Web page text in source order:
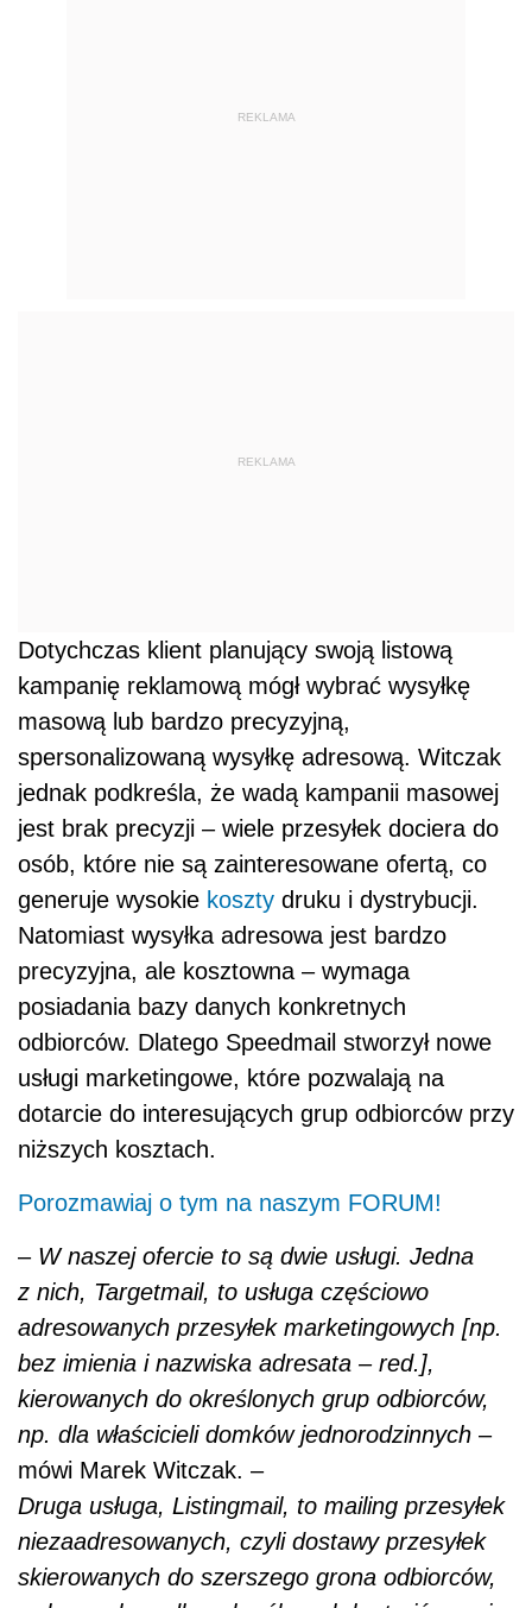
REKLAMA
REKLAMA
Dotychczas klient planujący swoją listową
kampanię reklamową mógł wybrać wysyłkę
masową lub bardzo precyzyjną,
spersonalizowaną wysyłkę adresową. Witczak
jednak podkreśla, że wadą kampanii masowej
jest brak precyzji – wiele przesyłek dociera do
osób, które nie są zainteresowane ofertą, co
generuje wysokie koszty druku i dystrybucji.
Natomiast wysyłka adresowa jest bardzo
precyzyjna, ale kosztowna – wymaga
posiadania bazy danych konkretnych
odbiorców. Dlatego Speedmail stworzył nowe
usługi marketingowe, które pozwalają na
dotarcie do interesujących grup odbiorców przy
niższych kosztach.
Porozmawiaj o tym na naszym FORUM!
– W naszej ofercie to są dwie usługi. Jedna
z nich, Targetmail, to usługa częściowo
adresowanych przesyłek marketingowych [np.
bez imienia i nazwiska adresata – red.],
kierowanych do określonych grup odbiorców,
np. dla właścicieli domków jednorodzinnych –
mówi Marek Witczak. –
Druga usługa, Listingmail, to mailing przesyłek
niezaadresowanych, czyli dostawy przesyłek
skierowanych do szerszego grona odbiorców,